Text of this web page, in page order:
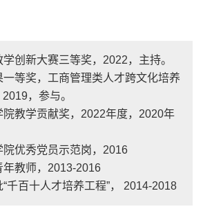
创新大赛三等奖，2022，主持。
一等奖，工商管理类人才跨文化培养
，参与。
院教学贡献奖，2022年度，2020年
优秀党员示范岗，2016
年教师，2013-2016
千百十人才培养工程”， 2014-2018